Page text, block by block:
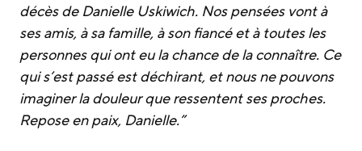
décès de Danielle Uskiwich. Nos pensées vont à
ses amis, à sa famille, à son fiancé et à toutes les
personnes qui ont eu la chance de la connaître. Ce
qui s’est passé est déchirant, et nous ne pouvons
imaginer la douleur que ressentent ses proches.
Repose en paix, Danielle.”